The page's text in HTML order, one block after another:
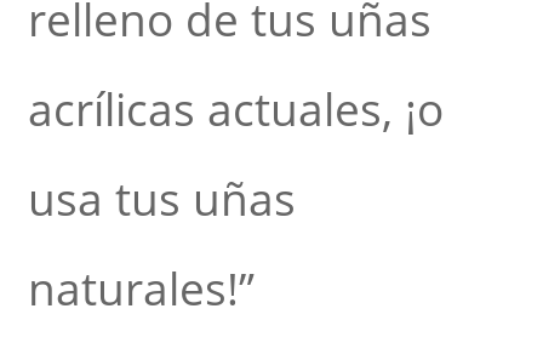
relleno de tus uñas
acrílicas actuales, ¡o
usa tus uñas
naturales!”